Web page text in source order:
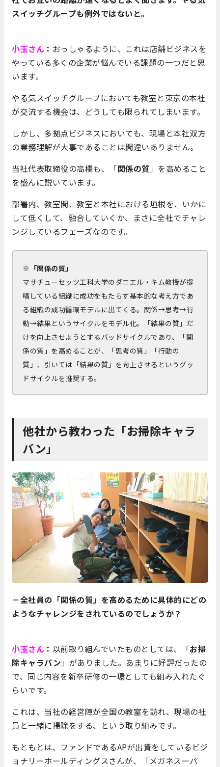
スイッチグループも例外ではないと。
小玉さん ： おっしゃるように、これは店舗ビジネスを
やっている多くの企業が悩んでいる課題の一つだと思
います。
やる気スイッチグループにおいても教室と東京の本社
が交流する機会は、どうしても限られてしまいます。
しかし、多拠点ビジネスにおいても、現場と本社双方
の業務理解が大事であることは間違いありません。
当社代表取締役の高橋も、「関係の質」を高めること
を盛んに説いています。
部署内、教室間、教室と本社における垣根を、いかに
して低くして、融合していくか、まさに全社でチャレ
ンジしているフェーズなのです。
※「関係の質」
マサチューセッツ工科大学のダニエル・キム教授が提
唱している組織に成功をもたらす基本的な考え方であ
る組織の成功循環モデルに出てくる。関係→思考→行
動→結果というサイクルをモデル化。「結果の質」だ
けを向上させようとするバッドサイクルであり、「関
係の質」を高めることが、「思考の質」「行動の
質」、引いては「結果の質」を向上させるというグッ
ドサイクルを推奨する。
他社から教わった「お掃除キャラ
バン」
－全社員の「関係の質」を高めるために具体的にどの
ようなチャレンジをされているのでしょうか？
小玉さん ： 以前取り組んでいたものとしては、「お掃
除キャラバン」がありました。あまりに好評だったの
で、同じ内容を新卒研修の一環としても組み入れたぐ
らいです。
これは、当社の経営陣が全国の教室を訪れ、現場の社
員と一緒に掃除をする、という取り組みです。
もともとは、ファンドであるAPが出資をしているビジ
ョナリーホールディングスさんが、「メガネスーパ